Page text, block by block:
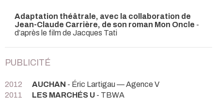
Adaptation théâtrale, avec la collaboration de
Jean-Claude Carrière, de son roman Mon Oncle -
d’après le film de Jacques Tati
PUBLICITÉ
2012 AUCHAN - Éric Lartigau — Agence V
2011
LES MARCHÉS U - TBWA